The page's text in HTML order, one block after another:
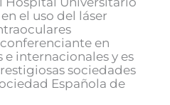
el uso del láser
en
internacionales y es
sociedades
Española de